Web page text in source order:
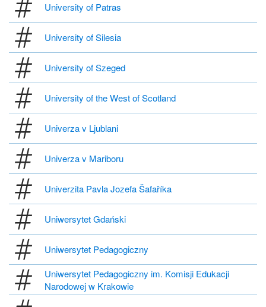
University of Patras
University of Silesia
University of Szeged
University of the West of Scotland
Univerza v Ljublani
Univerza v Mariboru
Univerzita Pavla Jozefa Šafaříka
Uniwersytet Gdański
Uniwersytet Pedagogiczny
Uniwersytet Pedagogiczny im. Komisji Edukacji
Narodowej w Krakowie